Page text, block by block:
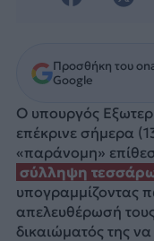
Προσθήκη του
Google
Ο υπουργός
επέκρινε σήμερα
«παράνομη»
σύλληψη
υπογραμμίζοντας
απελευθέρωσή
δικαιώματός της